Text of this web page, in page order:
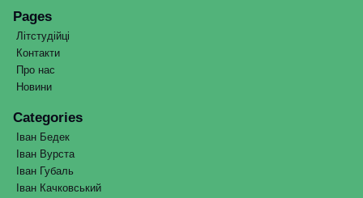
Pages
Літстудійці
Контакти
Про нас
Новини
Categories
Іван Бедек
Іван Вурста
Іван Губаль
Іван Качковський